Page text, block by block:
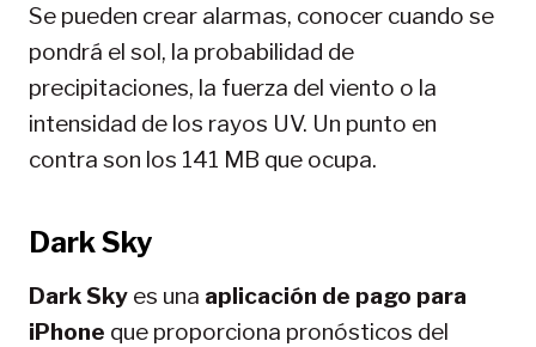
Se pueden crear alarmas, conocer cuando se
pondrá el sol, la probabilidad de
precipitaciones, la fuerza del viento o la
intensidad de los rayos UV. Un punto en
contra son los 141 MB que ocupa.
Dark Sky
Dark Sky es una aplicación de pago para
iPhone que proporciona pronósticos del